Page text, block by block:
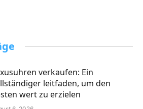
verkaufen: Ein
leitfaden, um den
wert zu erzielen